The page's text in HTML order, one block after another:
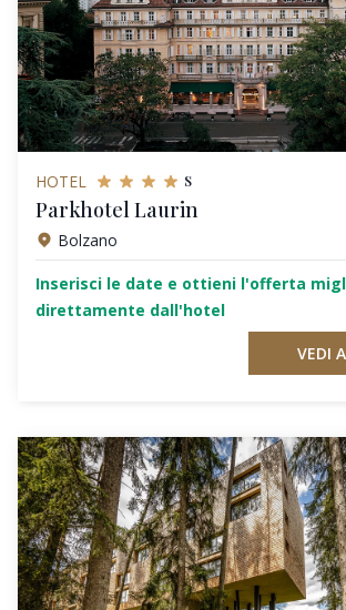
HOTEL s
Parkhotel Laurin
Bolzano
Inserisci le date e ottieni l'offerta
direttamente dall'hotel
VEDI